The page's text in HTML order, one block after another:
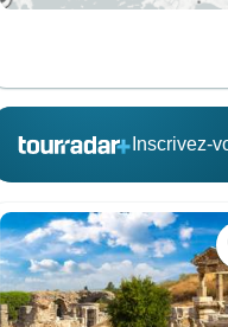
Inscrivez-